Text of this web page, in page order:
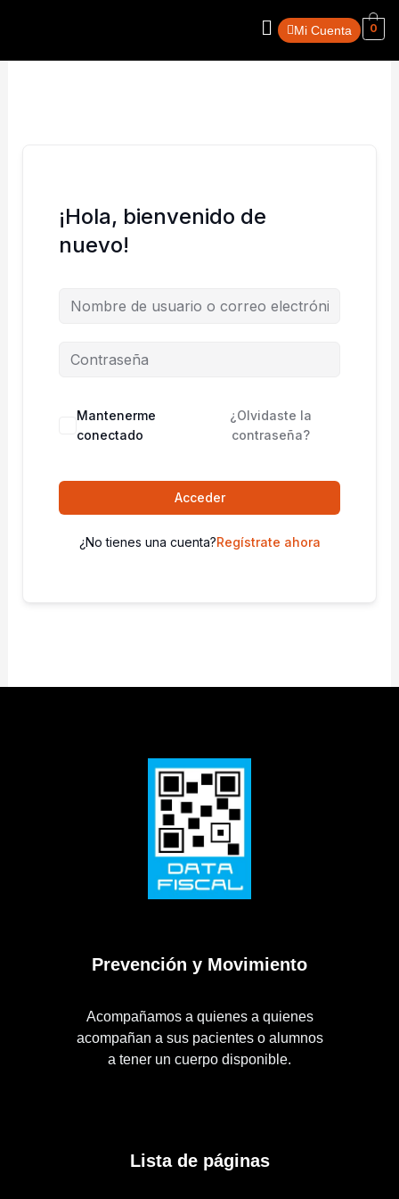
MenúMi Cuenta 0
¡Hola, bienvenido de
nuevo!
Mantenerme
conectado
¿Olvidaste la
contraseña?
Acceder
¿No tienes una cuenta?Regístrate ahora
Prevención y Movimiento
Acompañamos a quienes a quienes
acompañan a sus pacientes o alumnos
a tener un cuerpo disponible.
Lista de páginas